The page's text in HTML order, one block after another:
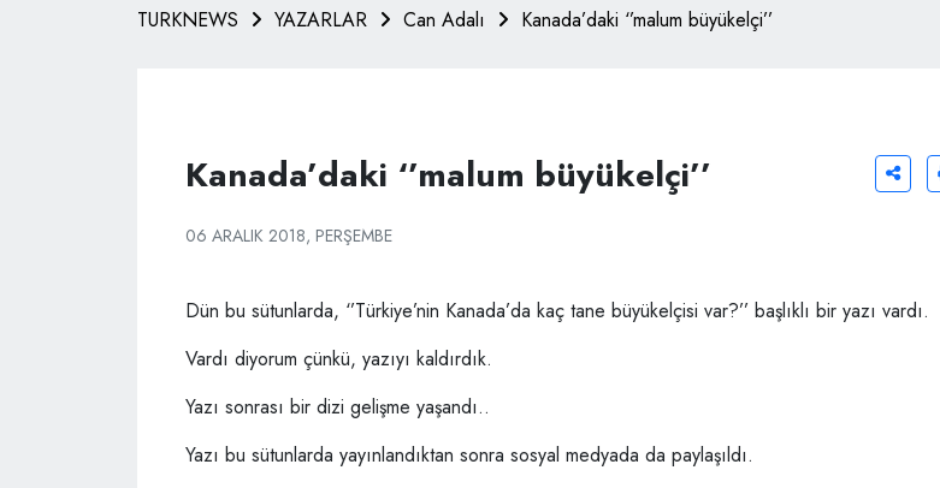
TURKNEWS YAZARLAR Can Adalı Kanada’daki ‘’malum büyükelçi’’
Kanada’daki ‘’malum büyükelçi’’
06 ARALIK 2018, PERŞEMBE
Dün bu sütunlarda, ‘’Türkiye’nin Kanada’da kaç tane büyükelçisi var?’’ başlıklı bir yazı vardı.
Vardı diyorum çünkü, yazıyı kaldırdık.
Yazı sonrası bir dizi gelişme yaşandı..
Yazı bu sütunlarda yayınlandıktan sonra sosyal medyada da paylaşıldı.